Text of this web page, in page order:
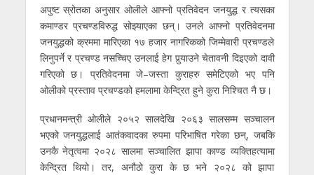
अपुष्ट स्रोतका अनुसार ओलीले आफ्नो प्रतिवेदन जनयुद्ध र त्यसका
कमाण्डर प्रचण्डविरुद्ध सोझ्याएका छन्। उनले आफ्नो प्रतिवेदनमा
जनयुद्धको क्रममा मारिएका १७ हजार नागरिकको जिम्मेवारी प्रचण्डले
लिनुपर्ने र प्रचण्ड नसच्चिए उनलाई हेग पुर्‍याउने चेतावनी दिइएको दावी
गरिएको छ। प्रतिवेदनमा जे–जस्ता कुराहरु समेटिएको भए पनि
ओलीको प्रस्ताव प्रचण्डको हमलामा केन्द्रित हुने कुरा निश्चित नै छ।
प्रधानमन्त्री ओलीले २०५२ सालदेखि २०६३ सालसम्म सञ्चालन
भएको जनयुद्धलाई आतंकवादका रुपमा परिभाषित गरेका छन्, जबकि
उनकै नेतृत्वमा २०२८ सालमा सञ्चालित झापा काण्ड व्यक्तिहत्यामा
केन्द्रित थियो। तर, अनौठो कुरा के छ भने २०२८ को झापा